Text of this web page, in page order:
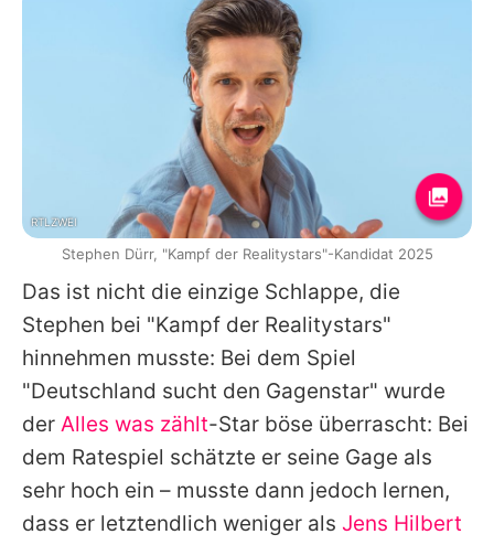
Das ist nicht die einzige Schlappe, die
Stephen bei "Kampf der Realitystars"
hinnehmen musste: Bei dem Spiel
"Deutschland sucht den Gagenstar" wurde
der Alles was zählt-Star böse überrascht: Bei
dem Ratespiel schätzte er seine Gage als
sehr hoch ein – musste dann jedoch lernen,
dass er letztendlich weniger als Jens Hilbert
RTLZWEI
Stephen Dürr, "Kampf der Realitystars"-Kandidat 2025